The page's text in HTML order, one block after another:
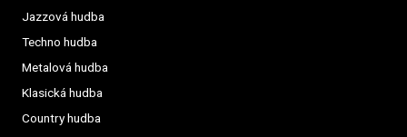
Jazzová hudba
Techno hudba
Metalová hudba
Klasická hudba
Country hudba